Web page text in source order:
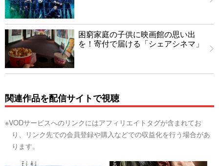
困窮家庭の子供に映画館の思い出
を！寄付で届ける「シェアシネマ」
関連作品を配信サイトで視聴
※VODサービスへのリンクにはアフィリエイトタグが含まれてお
り、リンク先での会員登録や購入などでの収益化を行う場合があ
ります。